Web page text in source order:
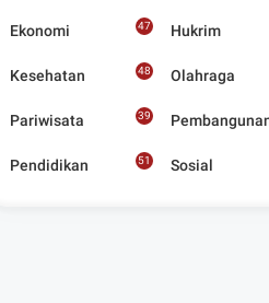
Ekonomi 47 Hukrim
Kesehatan 48 Olahraga
Pariwisata 39
Pendidikan 51 Sosial